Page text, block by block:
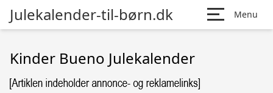
Julekalender-til-børn.dk Menu
Kinder Bueno Julekalender